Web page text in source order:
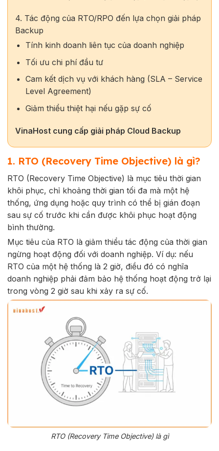
4. Tác động của RTO/RPO đến lựa chọn giải pháp
Backup
Tính kinh doanh liên tục của doanh nghiệp
Tối ưu chi phí đầu tư
Cam kết dịch vụ với khách hàng (SLA – Service
Level Agreement)
Giảm thiểu thiệt hại nếu gặp sự cố
VinaHost cung cấp giải pháp Cloud Backup
1. RTO (Recovery Time Objective) là gì?
RTO (Recovery Time Objective) là mục tiêu thời gian
khôi phục, chỉ khoảng thời gian tối đa mà một hệ
thống, ứng dụng hoặc quy trình có thể bị gián đoạn
sau sự cố trước khi cần được khôi phục hoạt động
bình thường.
Mục tiêu của RTO là giảm thiểu tác động của thời gian
ngừng hoạt động đối với doanh nghiệp. Ví dụ: nếu
RTO của một hệ thống là 2 giờ, điều đó có nghĩa
doanh nghiệp phải đảm bảo hệ thống hoạt động trở lại
trong vòng 2 giờ sau khi xảy ra sự cố.
RTO (Recovery Time Objective) là gì